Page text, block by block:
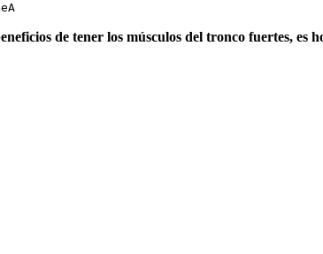
de tener los músculos del tronco fuertes,